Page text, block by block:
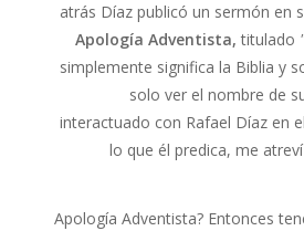
atrás Díaz publicó un sermón en
Apología Adventista, titulado
simplemente significa la Biblia y
solo ver el nombre de
interactuado con Rafael Díaz en
lo que él predica, me
¿Apología Adventista? Entonces